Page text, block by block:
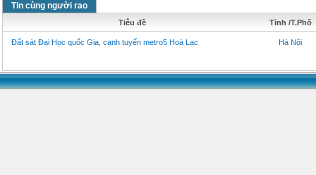
Tin cùng người rao
Tiêu đề Tỉnh /T.Phố
Đất sát Đại Học quốc Gia, cạnh tuyến metro5 Hoà Lạc Hà Nội